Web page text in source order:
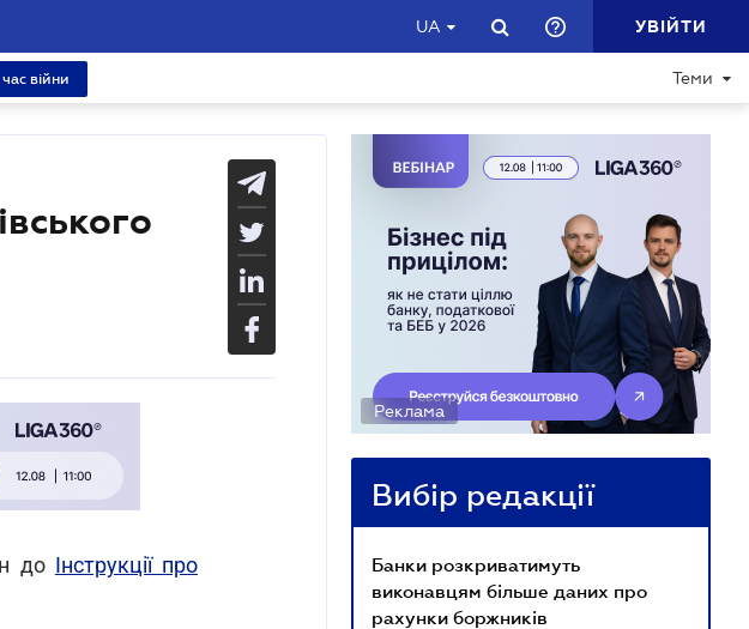
UA УВІЙТИ
час війни Теми
до Інструкції про
Реклама
Вибір редакції
Банки розкриватимуть
виконавцям більше даних про
рахунки боржників